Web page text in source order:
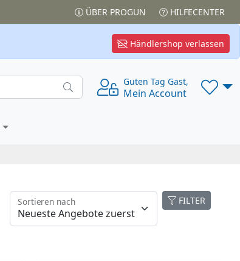
ÜBER PROGUN HILFECENTER
Händlershop verlassen
Guten Tag Gast,
Mein Account
FILTER
Sortieren nach